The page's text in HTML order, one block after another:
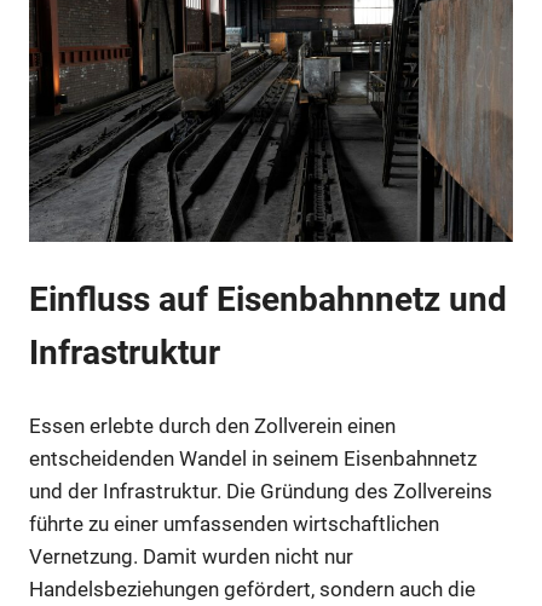
Einfluss auf Eisenbahnnetz und
Infrastruktur
Essen erlebte durch den Zollverein einen
entscheidenden Wandel in seinem Eisenbahnnetz
und der Infrastruktur. Die Gründung des Zollvereins
führte zu einer umfassenden wirtschaftlichen
Vernetzung. Damit wurden nicht nur
Handelsbeziehungen gefördert, sondern auch die